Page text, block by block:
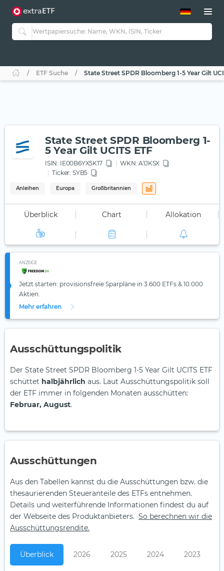
ETF-Guide 2.0
Guide Aktive ETFs
ETF-Sparpläne
ETF Suche State Street SPDR Bloomberg 1-5 Year Gilt
State Street SPDR Bloomberg 1-
5 Year Gilt UCITS ETF
ISIN: IE00B6YX5K17 WKN: A1JKSX
Ticker: SYB5
Anleihen Europa Großbritannien
Überblick Chart Allokation
ANZEIGE
Jetzt starten: provisionsfreie Sparpläne in 3.600 ETFs & 10.000
Aktien.
Mehr erfahren
Ausschüttungspolitik
Der State Street SPDR Bloomberg 1-5 Year Gilt UCITS ETF
schüttet halbjährlich aus. Laut Ausschüttungspolitik soll
der ETF immer in folgenden Monaten ausschütten:
Februar, August.
Aus­schüt­tungen
Aus den Tabellen kannst du die Ausschüttungen bzw. die
thesaurierenden Steueranteile des ETFs entnehmen.
Details und weiterführende Informationen findest du auf
der Webseite des Produktanbieters. So berechnen wir die
Ausschüttungsrendite.
Überblick 2026 2025 2024 2023